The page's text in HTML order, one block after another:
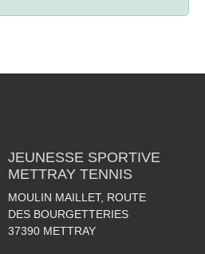
JEUNESSE SPORTIVE
METTRAY TENNIS
MOULIN MAILLET, ROUTE
DES BOURGETTERIES
37390 METTRAY